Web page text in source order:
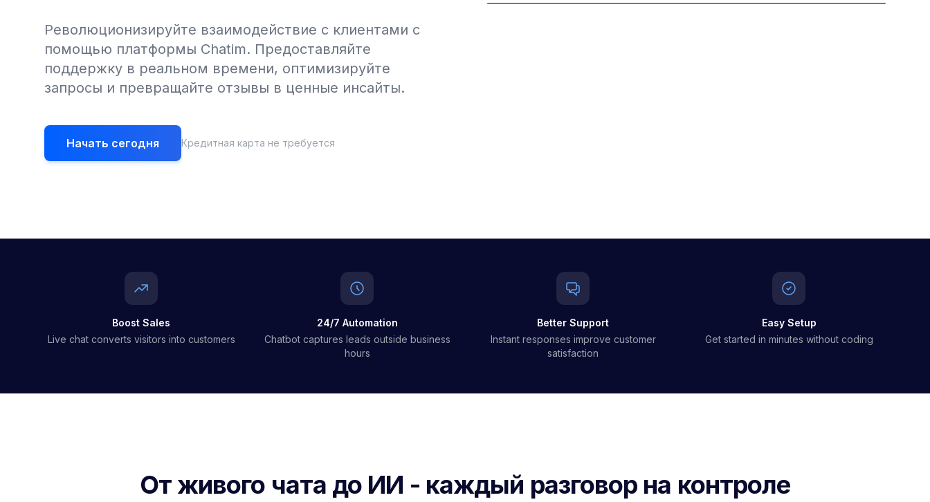
Революционизируйте взаимодействие с клиентами с
помощью платформы Chatim. Предоставляйте
поддержку в реальном времени, оптимизируйте
запросы и превращайте отзывы в ценные инсайты.
Начать сегодня Кредитная карта не требуется
Boost Sales
Live chat converts visitors into customers
24/7 Automation
Chatbot captures leads outside business
hours
Better Support
Instant responses improve customer
satisfaction
Easy Setup
Get started in minutes without coding
От живого чата до ИИ - каждый разговор на контроле